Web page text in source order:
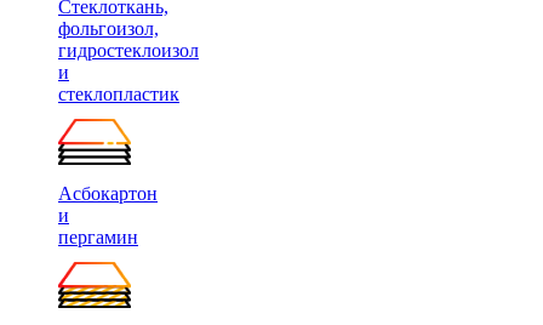
Стеклоткань,
фольгоизол,
гидростеклоизол
и
стеклопластик
Асбокартон
и
пергамин